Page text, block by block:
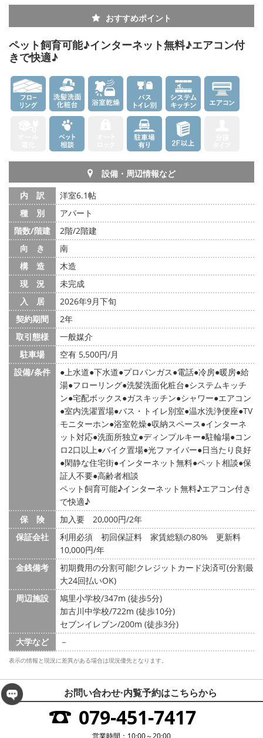
おすすめポイント
ペット飼育可能♪インターネット無料♪エアコン付
きで快適♪
設備・周辺情報など
内 訳
洋室6.1帖
種 別
アパート
階数/階建
2階/2階建
向 き
南
構 造
木造
現 況
未完成
入 居
2026年9月下旬
契約期間
2年
取引態様
一般媒介
駐車場
空有 5,500円/月
設備/条件
上水道 下水道 プロパンガス 電話 冷房 暖房 給
湯 フローリング 洗髪洗面化粧台 システムキッチ
ン 宅配ボックス ガスキッチン シャワー エアコン
室内洗濯置場 バス・トイレ別室 温水洗浄便座 TV
モニターホン 浴室乾燥 収納スペース インターネ
ット対応 洗面所独立 ディンプルキー 駐輪場 コン
ロ2口以上 バイク置場 光ファイバー 日当たり良好
閑静な住宅街 インターネット無料 ペット相談 保
証人不要 高齢者相談
ペット飼育可能♪インターネット無料♪エアコン付き
で快適♪
保 険
加入要 20,000円/2年
保証会社
利用必須 初回保証料 家賃総額の80% 更新料
10,000円/年
金銭備考
初期費用の分割可能!クレジットカード決済可(分割最
大24回払いOK)
周辺施設
鳩里小学校/347m (徒歩5分)
加古川中学校/722m (徒歩10分)
セブンイレブン/200m (徒歩3分)
大学など
－
表示の情報と現況に差異がある場合は現況優先となります。
お問い合わせ·内覧予約はこちらから
079-451-7417
営業時間：10:00～20:00